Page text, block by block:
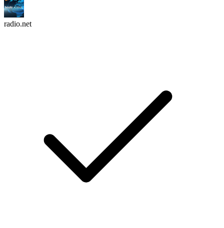
radio.net